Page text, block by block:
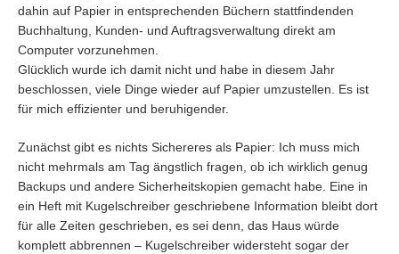
dahin auf Papier in entsprechenden Büchern stattfindenden
Buchhaltung, Kunden- und Auftragsverwaltung direkt am
Computer vorzunehmen.
Glücklich wurde ich damit nicht und habe in diesem Jahr
beschlossen, viele Dinge wieder auf Papier umzustellen. Es ist
für mich effizienter und beruhigender.
Zunächst gibt es nichts Sichereres als Papier: Ich muss mich
nicht mehrmals am Tag ängstlich fragen, ob ich wirklich genug
Backups und andere Sicherheitskopien gemacht habe. Eine in
ein Heft mit Kugelschreiber geschriebene Information bleibt dort
für alle Zeiten geschrieben, es sei denn, das Haus würde
komplett abbrennen – Kugelschreiber widersteht sogar der